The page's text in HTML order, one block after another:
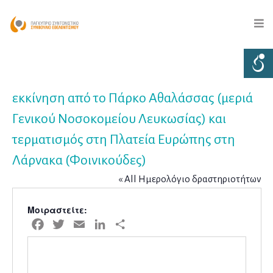
εκκίνηση από το Πάρκο Αθαλάσσας (μεριά
Γενικού Νοσοκομείου Λευκωσίας) και
τερματισμός στη Πλατεία Ευρώπης στη
Λάρνακα (Φοινικούδες)
« All Ημερολόγιο δραστηριοτήτων
Μοιραστείτε:
Facebook
Twitter Email LinkedIn